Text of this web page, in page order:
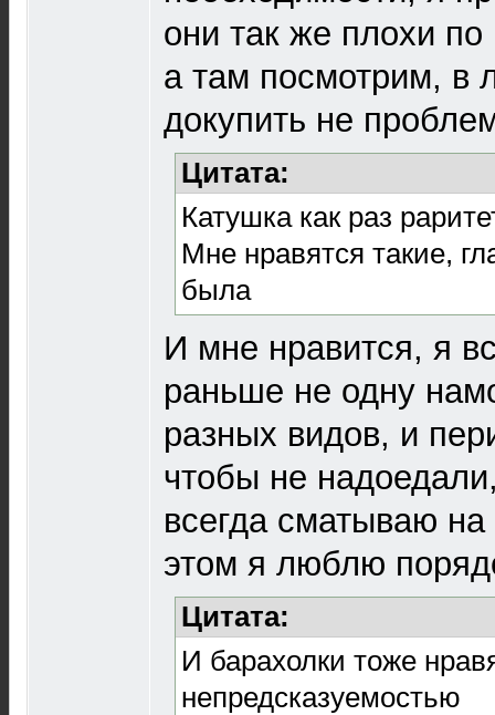
они так же плохи по
а там посмотрим, в
докупить не
Цитата:
Катушка как раз
Мне нравятся такие,
была
И мне нравится, я
раньше не одну
разных видов, и
чтобы не
всегда сматываю
этом я люблю
Цитата:
И барахолки тоже
непредсказуемостью